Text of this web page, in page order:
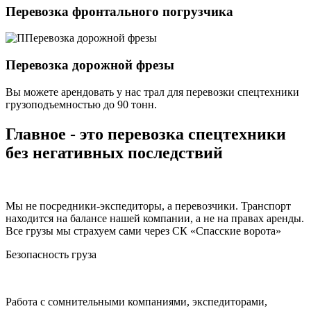
Перевозка фронтального погрузчика
Перевозка дорожной фрезы
Вы можете арендовать у нас трал для перевозки спецтехники
грузоподъемностью до 90 тонн.
Главное - это перевозка спецтехники
без негативных последствий
Мы не посредники-экспедиторы, а перевозчики. Транспорт
находится на балансе нашей компании, а не на правах аренды.
Все грузы мы страхуем сами через СК «Спасские ворота»
Безопасность груза
Работа с сомнительными компаниями, экспедиторами,